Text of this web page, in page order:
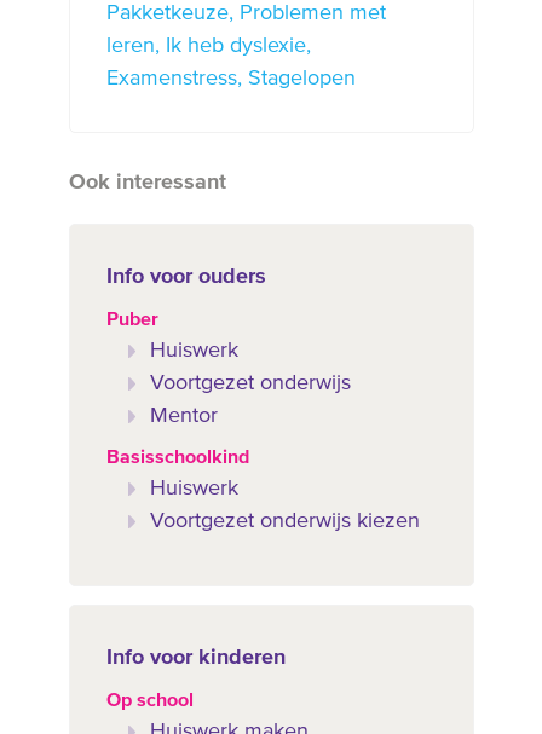
Pakketkeuze
Problemen met
leren
Ik heb dyslexie
Examenstress Stagelopen
Ook interessant
Info voor ouders
Puber
Huiswerk
Voortgezet onderwijs
Mentor
Basisschoolkind
Huiswerk
Voortgezet onderwijs kiezen
Info voor kinderen
Op school